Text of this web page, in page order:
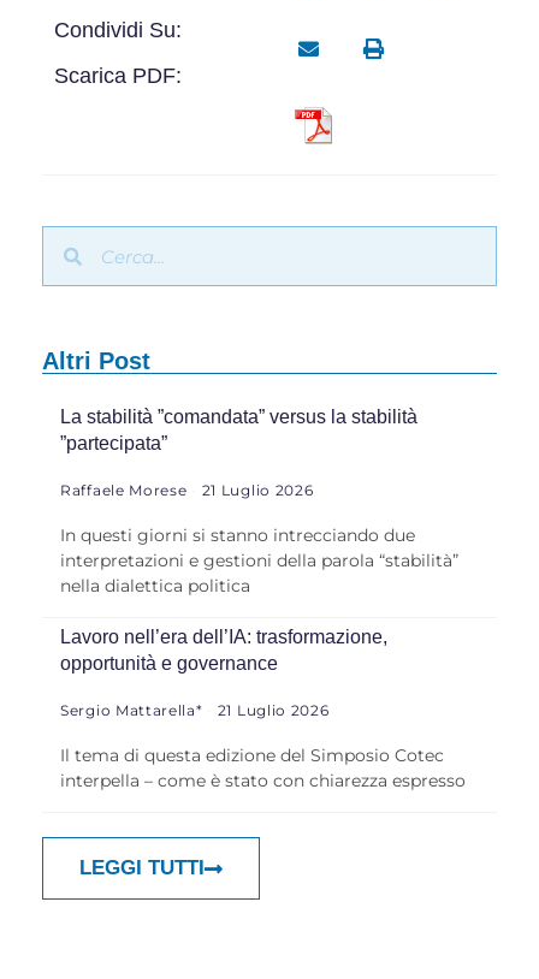
Condividi Su:
Scarica PDF:
Altri Post
La stabilità ”comandata” versus la stabilità
”partecipata”
Raffaele Morese 21 Luglio 2026
In questi giorni si stanno intrecciando due
interpretazioni e gestioni della parola “stabilità”
nella dialettica politica
Lavoro nell’era dell’IA: trasformazione,
opportunità e governance
Sergio Mattarella* 21 Luglio 2026
Il tema di questa edizione del Simposio Cotec
interpella – come è stato con chiarezza espresso
LEGGI TUTTI